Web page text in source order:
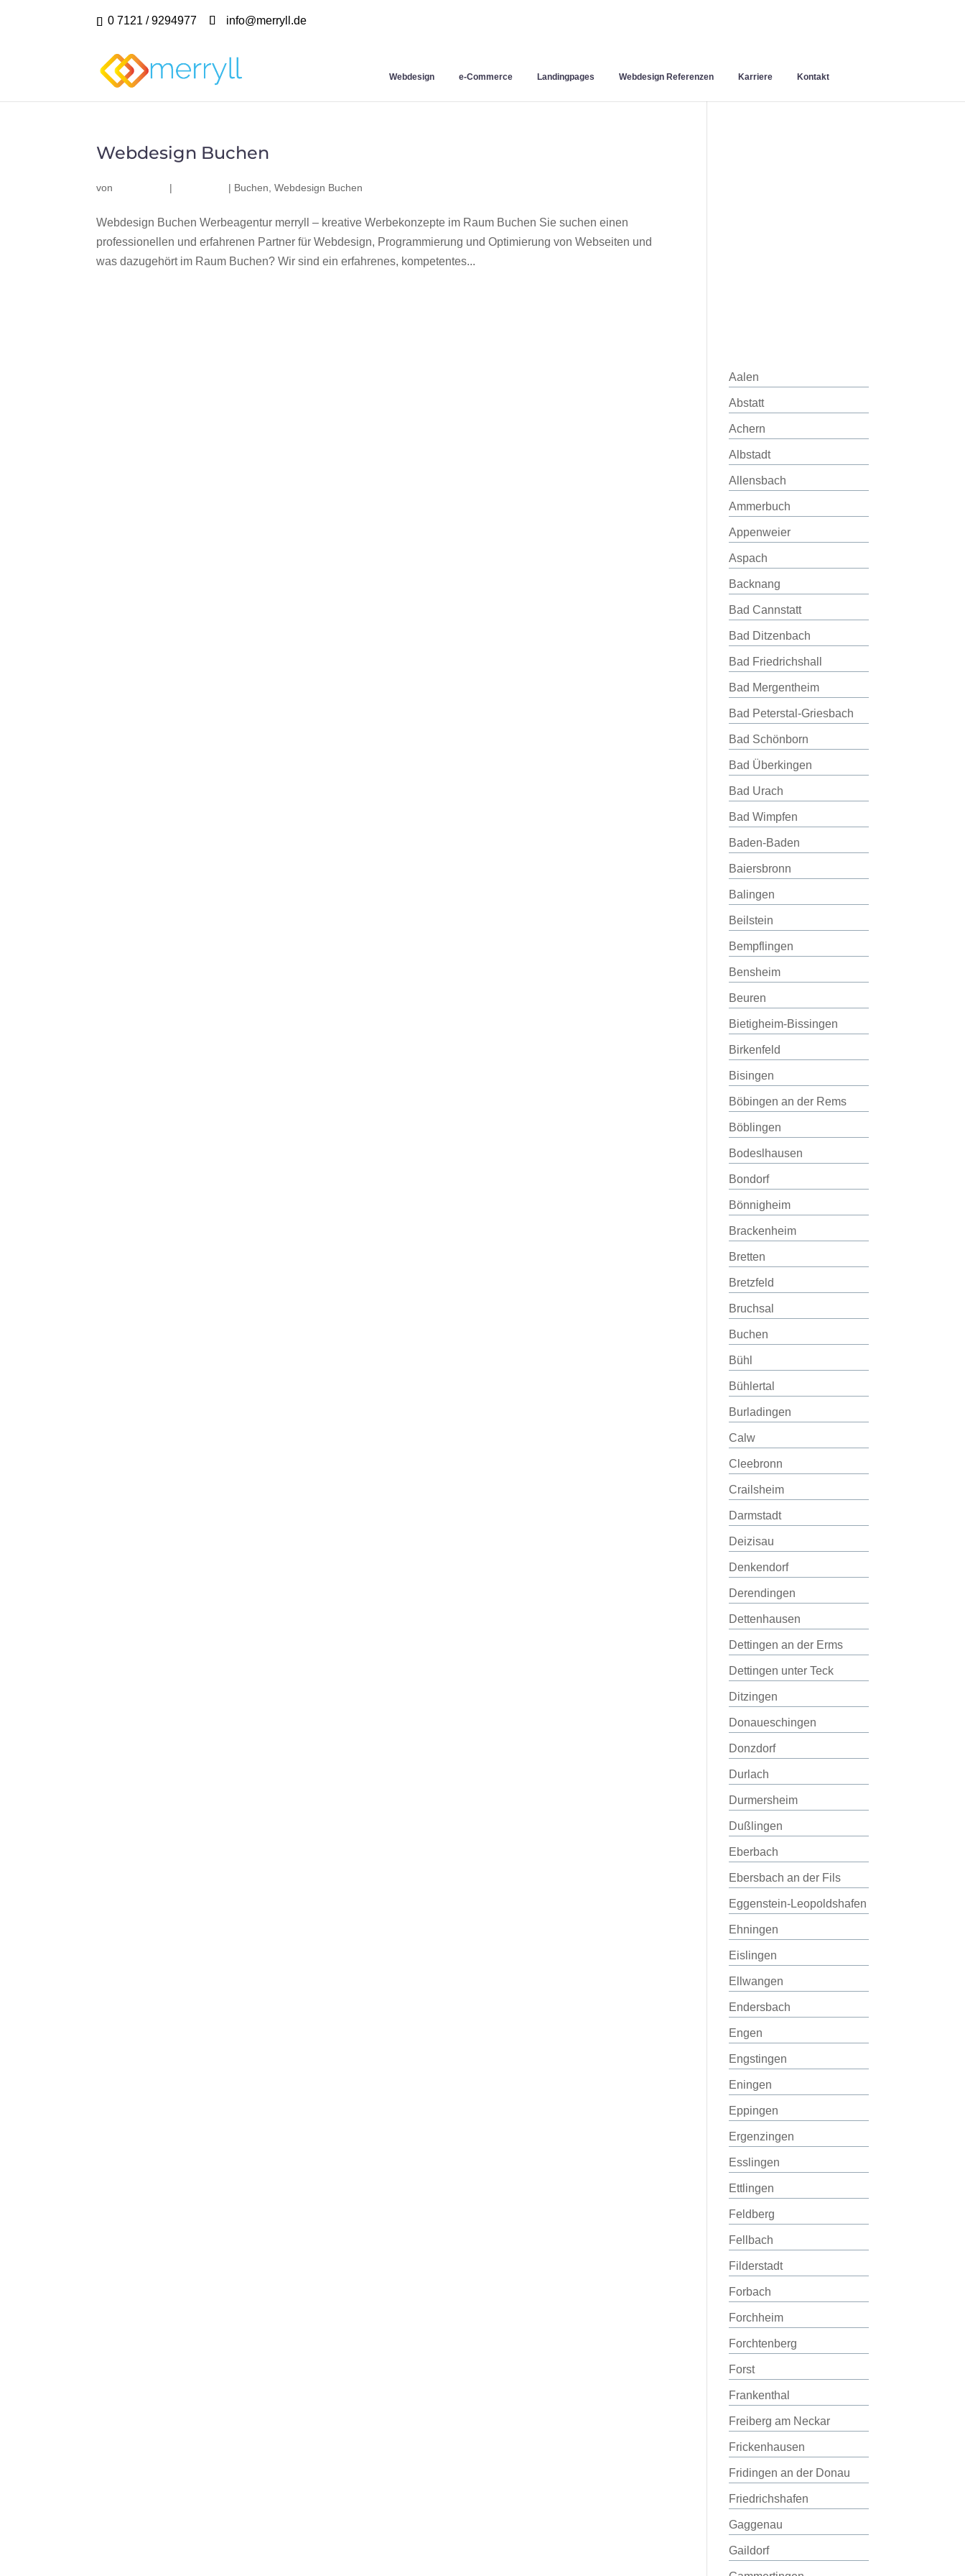
0 7121 / 9294977 info@merryll.de
Webdesign e-Commerce Landingpages Webdesign Referenzen Karriere Kontakt
Webdesign Buchen
von | | Buchen ,Webdesign Buchen
Webdesign Buchen Werbeagentur merryll – kreative Werbekonzepte im Raum Buchen Sie suchen einen
professionellen und erfahrenen Partner für Webdesign, Programmierung und Optimierung von Webseiten und
was dazugehört im Raum Buchen? Wir sind ein erfahrenes, kompetentes...
Aalen
Abstatt
Achern
Albstadt
Allensbach
Ammerbuch
Appenweier
Aspach
Backnang
Bad Cannstatt
Bad Ditzenbach
Bad Friedrichshall
Bad Mergentheim
Bad Peterstal-Griesbach
Bad Schönborn
Bad Überkingen
Bad Urach
Bad Wimpfen
Baden-Baden
Baiersbronn
Balingen
Beilstein
Bempflingen
Bensheim
Beuren
Bietigheim-Bissingen
Birkenfeld
Bisingen
Böbingen an der Rems
Böblingen
Bodeslhausen
Bondorf
Bönnigheim
Brackenheim
Bretten
Bretzfeld
Bruchsal
Buchen
Bühl
Bühlertal
Burladingen
Calw
Cleebronn
Crailsheim
Darmstadt
Deizisau
Denkendorf
Derendingen
Dettenhausen
Dettingen an der Erms
Dettingen unter Teck
Ditzingen
Donaueschingen
Donzdorf
Durlach
Durmersheim
Dußlingen
Eberbach
Ebersbach an der Fils
Eggenstein-Leopoldshafen
Ehningen
Eislingen
Ellwangen
Endersbach
Engen
Engstingen
Eningen
Eppingen
Ergenzingen
Esslingen
Ettlingen
Feldberg
Fellbach
Filderstadt
Forbach
Forchheim
Forchtenberg
Forst
Frankenthal
Freiberg am Neckar
Frickenhausen
Fridingen an der Donau
Friedrichshafen
Gaggenau
Gaildorf